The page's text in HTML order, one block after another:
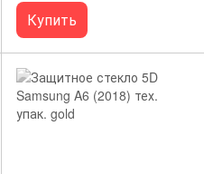
Купить